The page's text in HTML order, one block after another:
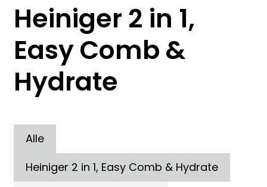
Heiniger 2 in 1,
Easy Comb &
Hydrate
Alle
Heiniger 2 in 1, Easy Comb & Hydrate